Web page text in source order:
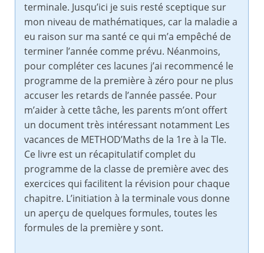
terminale. Jusqu’ici je suis resté sceptique sur
mon niveau de mathématiques, car la maladie a
eu raison sur ma santé ce qui m’a empêché de
terminer l’année comme prévu. Néanmoins,
pour compléter ces lacunes j’ai recommencé le
programme de la première à zéro pour ne plus
accuser les retards de l’année passée. Pour
m’aider à cette tâche, les parents m’ont offert
un document très intéressant notamment Les
vacances de METHOD’Maths de la 1re à la Tle.
Ce livre est un récapitulatif complet du
programme de la classe de première avec des
exercices qui facilitent la révision pour chaque
chapitre. L’initiation à la terminale vous donne
un aperçu de quelques formules, toutes les
formules de la première y sont.